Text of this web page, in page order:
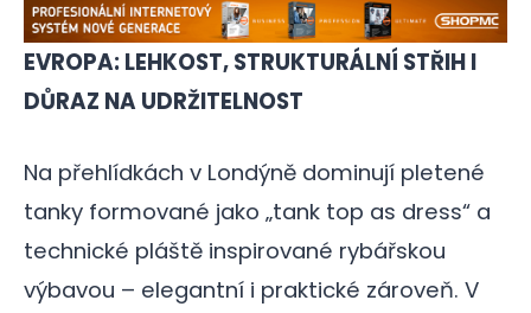
EVROPA: LEHKOST, STRUKTURÁLNÍ STŘIH I
DŮRAZ NA UDRŽITELNOST
Na přehlídkách v Londýně dominují pletené
tanky formované jako „tank top as dress“ a
technické pláště inspirované rybářskou
výbavou – elegantní i praktické zároveň. V